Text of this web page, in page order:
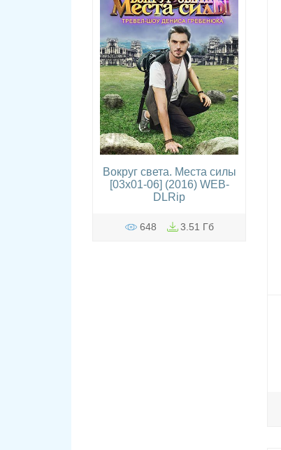
Вокруг света. Места силы
[03x01-06] (2016) WEB-
DLRip
648 3.51 Гб